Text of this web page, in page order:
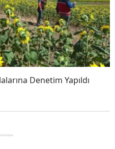
Denetim Yapıldı